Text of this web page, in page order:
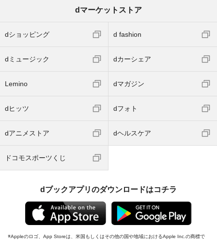
dマーケットストア
dショッピング d fashion
dミュージック dカーシェア
Lemino dマガジン
dヒッツ dフォト
dアニメストア dヘルスケア
ドコモスポーツくじ
dブックアプリのダウンロードはコチラ
Appleのロゴ、App Storeは、米国もしくはその他の国や地域におけるApple Inc.の商標で